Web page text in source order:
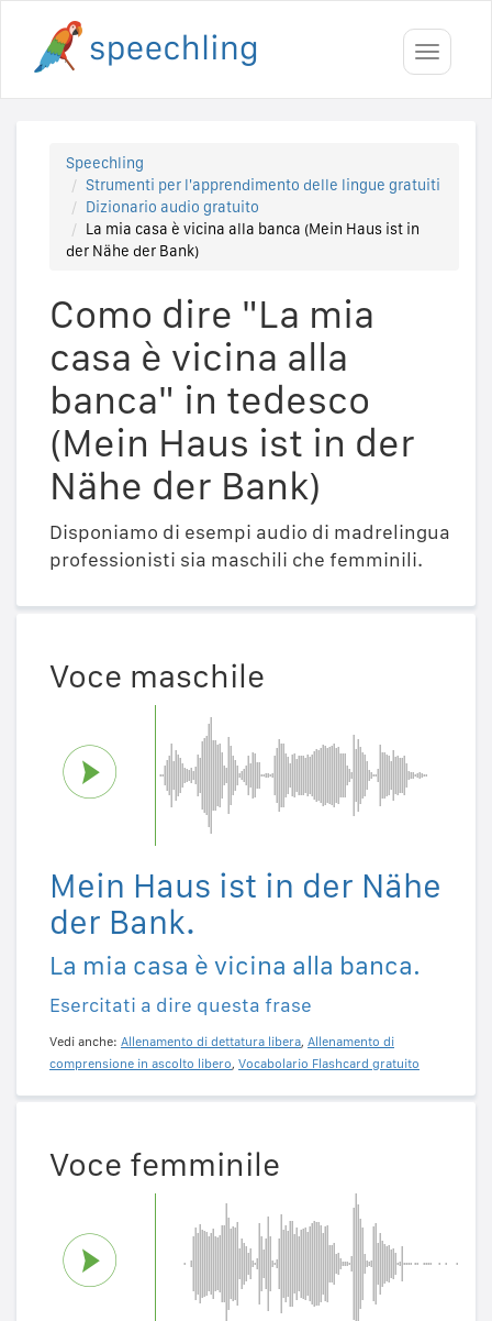
Toggle
Speechling
Strumenti per l'apprendimento delle lingue gratuiti
Dizionario audio gratuito
La mia casa è vicina alla banca (Mein Haus ist in
der Nähe der Bank)
Como dire "La mia
casa è vicina alla
banca" in tedesco
(Mein Haus ist in der
Nähe der Bank)
Disponiamo di esempi audio di madrelingua
professionisti sia maschili che femminili.
Voce maschile
Mein Haus ist in der Nähe
der Bank.
La mia casa è vicina alla banca.
Esercitati a dire questa frase
Vedi anche: Allenamento di dettatura libera, Allenamento di
comprensione in ascolto libero, Vocabolario Flashcard gratuito
Voce femminile